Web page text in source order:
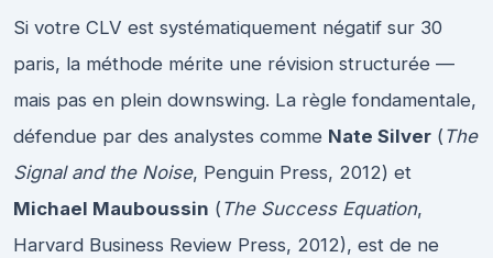
Si votre CLV est systématiquement négatif sur 30
paris, la méthode mérite une révision structurée —
mais pas en plein downswing. La règle fondamentale,
défendue par des analystes comme Nate Silver ( The
Signal and the Noise, Penguin Press, 2012) et
Michael Mauboussin ( The Success Equation,
Harvard Business Review Press, 2012), est de ne